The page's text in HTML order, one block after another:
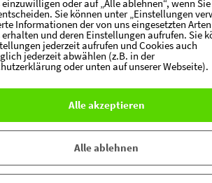
ich: einfach leben.
Leben auch nicht dauernd
diese Aktion oder jene, diese
oder auf „Alle ablehnen“, wenn
Sie können unter „Einstellungen
Informationen der von uns eingesetzten
erhalten und deren Einstellungen aufrufen. Sie
jederzeit aufrufen und Cookies auch
jederzeit abwählen (z.B. in der
oder unten auf unserer Webseite).
Alle akzeptieren
Alle ablehnen